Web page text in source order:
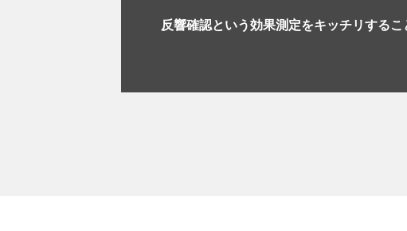
反響確認という効果測定をキッチリする